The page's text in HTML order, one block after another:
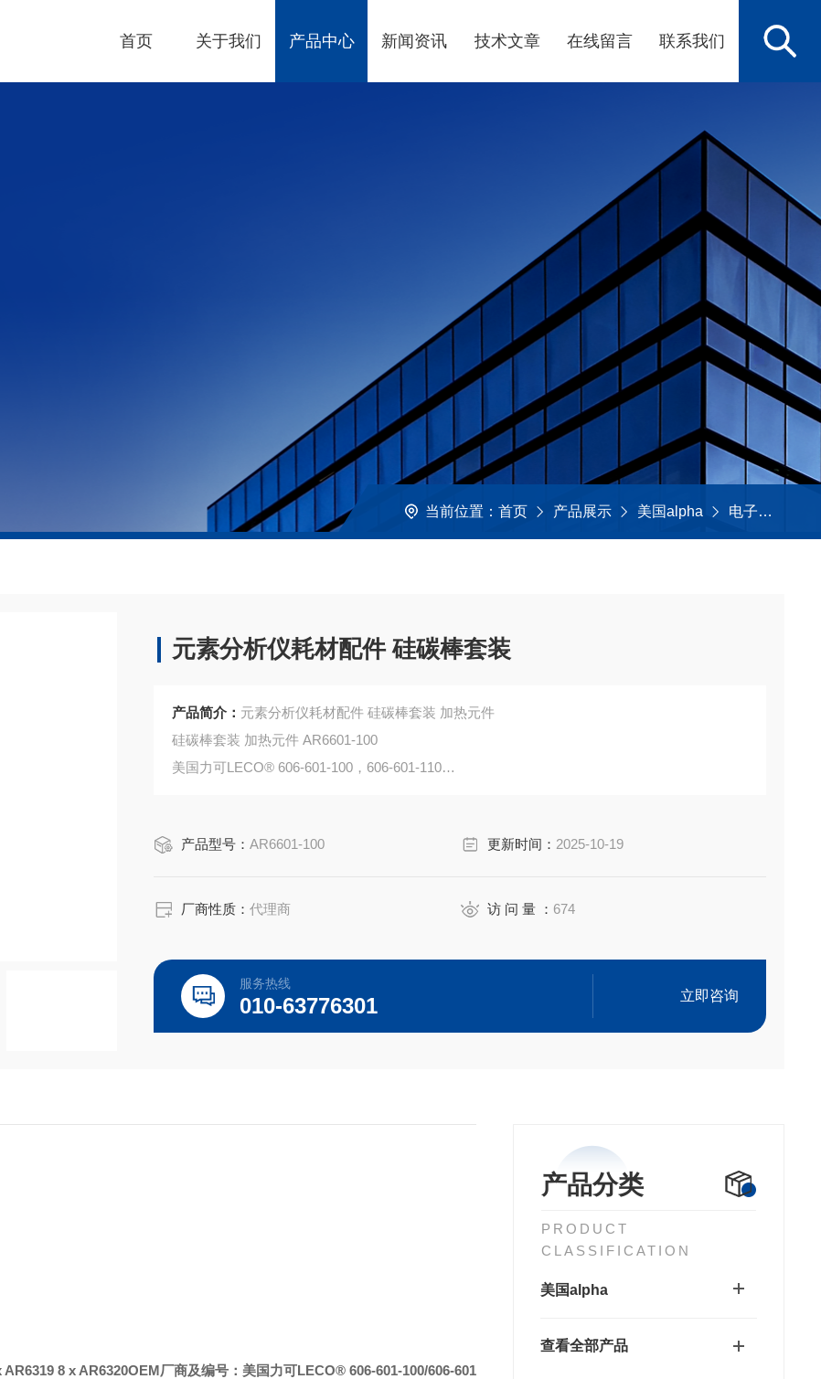
首页 关于我们 产品中心 新闻资讯 技术文章 在线留言 联系我们
当前位置： 首页 产品展示 美国alpha 电子元件及配件
元素分析仪耗材配件 硅碳棒套装
产品简介： 元素分析仪耗材配件 硅碳棒套装 加热元件
硅碳棒套装 加热元件 AR6601-100
美国力可LECO® 606-601-100，606-601-110
产品型号：AR6601-100 更新时间： 2025-10-19
厂商性质：代理商 访 问 量 ： 674
服务热线
010-63776301 立即咨询
产品分类
PRODUCT
CLASSIFICATION
美国alpha
查看全部产品
8 x AR6320OEM厂商及编号：美国力可LECO® 606-601-100/606-601